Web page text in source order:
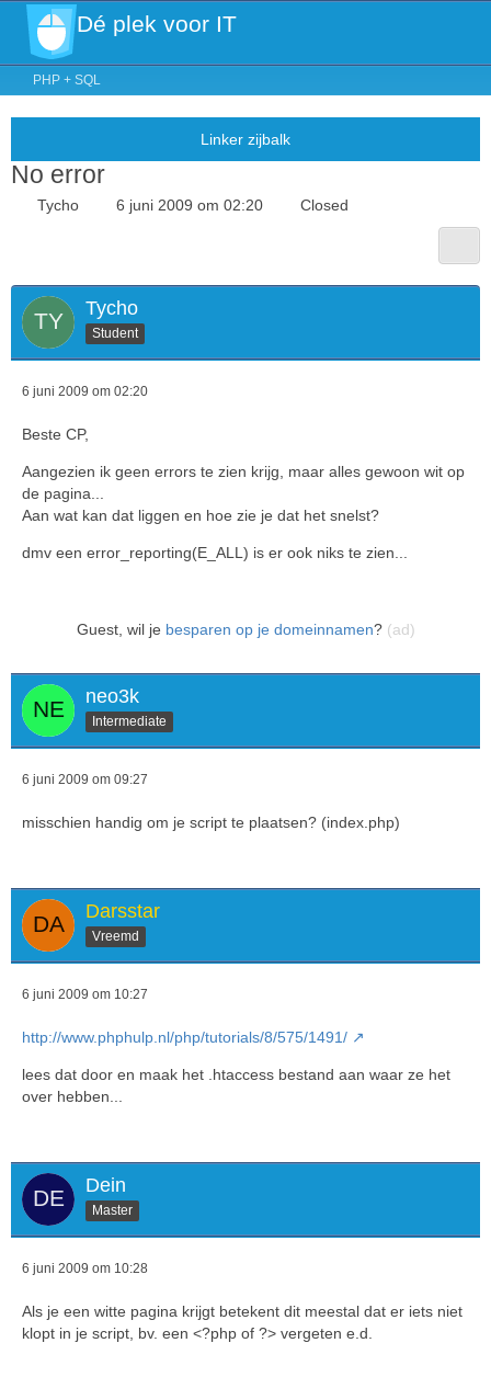
Dé plek voor IT
PHP + SQL
No error
Tycho 6 juni 2009 om 02:20 Closed
Tycho
Student
6 juni 2009 om 02:20
Beste CP,
Aangezien ik geen errors te zien krijg, maar alles gewoon wit op
de pagina...
Aan wat kan dat liggen en hoe zie je dat het snelst?
dmv een error_reporting(E_ALL) is er ook niks te zien...
Guest, wil je besparen op je domeinnamen? (ad)
neo3k
Intermediate
6 juni 2009 om 09:27
misschien handig om je script te plaatsen? (index.php)
Darsstar
Vreemd
6 juni 2009 om 10:27
http://www.phphulp.nl/php/tutorials/8/575/1491/
lees dat door en maak het .htaccess bestand aan waar ze het
over hebben...
Dein
Master
6 juni 2009 om 10:28
Als je een witte pagina krijgt betekent dit meestal dat er iets niet
klopt in je script, bv. een <?php of ?> vergeten e.d.